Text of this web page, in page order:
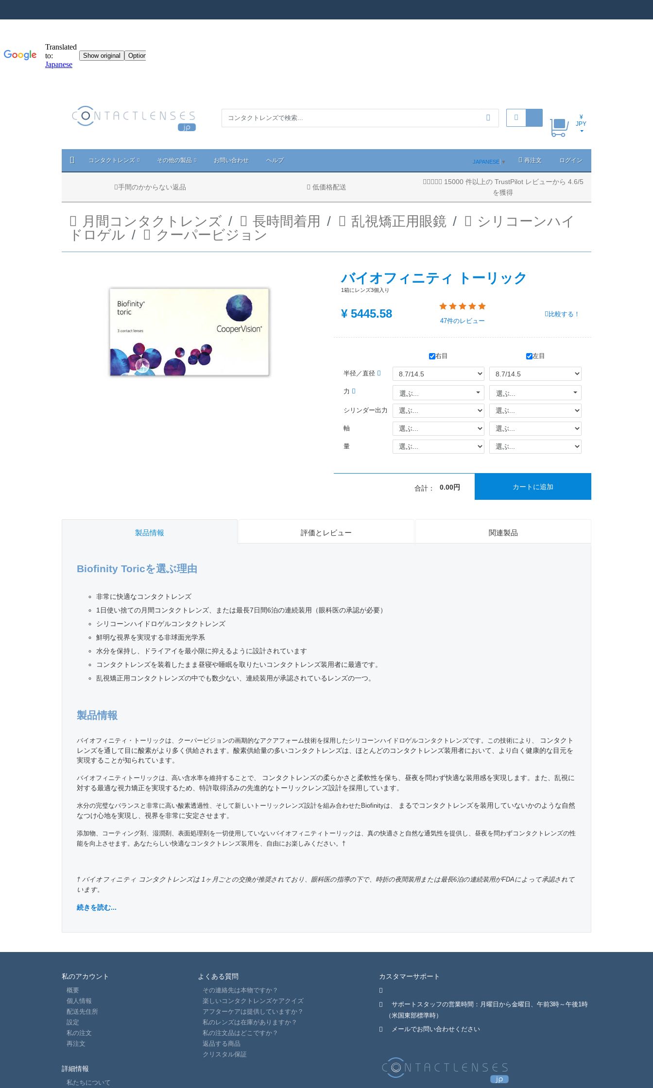
¥
JPY
コンタクトレンズ その他の製品 お問い合わせ ヘルプ JAPANESE ▼ 再注文 ログイン
手間のかからない返品 低価格配送
15000 件以上の TrustPilot レビューから 4.6/5
を獲得
月間コンタクトレンズ 長時間着用 乱視矯正用眼鏡
シリコーンハイ
ドロゲル
クーパービジョン
バイオフィニティ トーリック
1箱にレンズ3個入り
¥ 5445.58
47件のレビュー
比較する！
右目 左目
半径／直径
力 選ぶ... 選ぶ...
シリンダー出力
軸
量
合計： 0.00円 カートに追加
製品情報 評価とレビュー 関連製品
Biofinity Toricを選ぶ理由
非常に快適なコンタクトレンズ
1日使い捨ての月間コンタクトレンズ、または最長7日間6泊の連続装用（眼科医の承認が必要）
シリコーンハイドロゲルコンタクトレンズ
鮮明な視界を実現する非球面光学系
水分を保持し、ドライアイを最小限に抑えるように設計されています
コンタクトレンズを装着したまま昼寝や睡眠を取りたいコンタクトレンズ装用者に最適です。
乱視矯正用コンタクトレンズの中でも数少ない、連続装用が承認されているレンズの一つ。
製品情報
バイオフィニティ・トーリックは、クーパービジョンの画期的なアクアフォーム技術を採用したシリコーンハイドロゲルコンタクトレンズです。この技術により、
コンタクト
レンズを通して目に酸素がより多く供給されます。酸素供給量の多いコンタクトレンズは、ほとんどのコンタクトレンズ装用者において、より白く健康的な目元を
実現することが知られています。
バイオフィニティトーリックは、高い含水率を維持することで、
コンタクトレンズの柔らかさと柔軟性を保ち、昼夜を問わず快適な装用感を実現します。また、乱視に
対する最適な視力矯正を実現するため、特許取得済みの先進的なトーリックレンズ設計を採用しています。
水分の完璧なバランスと非常に高い酸素透過性、そして新しいトーリックレンズ設計を組み合わせたBiofinityは、
まるでコンタクトレンズを装用していないかのような自然
なつけ心地を実現し、視界を非常に安定させます。
添加物、コーティング剤、湿潤剤、表面処理剤を一切使用していないバイオフィニティトーリックは、真の快適さと自然な通気性を提供し、昼夜を問わずコンタクトレンズの性
能を向上させます。あなたらしい快適なコンタクトレンズ装用を、自由にお楽しみください。†
† バイオフィニティ コンタクトレンズは1ヶ月ごとの交換が推奨されており、眼科医の指導の下で、時折の夜間装用または最長6泊の連続装用がFDAによって承認されて
います。
続きを読む...
私のアカウント
概要
個人情報
配送先住所
設定
私の注文
再注文
詳細情報
私たちについて
よくある質問
その連絡先は本物ですか？
楽しいコンタクトレンズケアクイズ
アフターケアは提供していますか？
私のレンズは在庫がありますか？
私の注文品はどこですか？
返品する商品
クリスタル保証
カスタマーサポート
サポートスタッフの営業時間：月曜日から金曜日、午前3時～午後1時
（米国東部標準時）
メールでお問い合わせください